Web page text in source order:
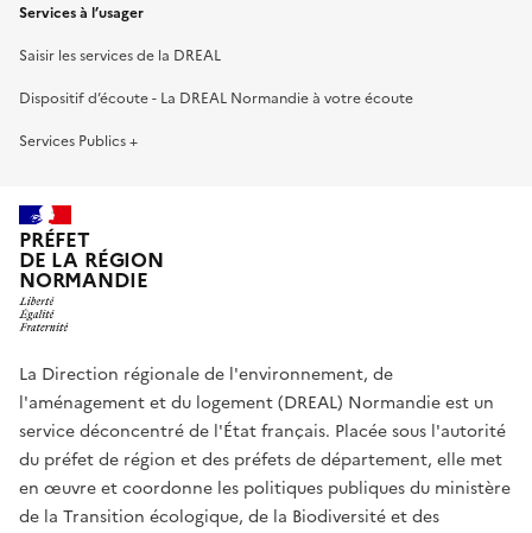
Services à l’usager
Saisir les services de la DREAL
Dispositif d’écoute - La DREAL Normandie à votre écoute
Services Publics +
PRÉFET
DE LA RÉGION
NORMANDIE
La Direction régionale de l'environnement, de
l'aménagement et du logement (DREAL) Normandie est un
service déconcentré de l'État français. Placée sous l'autorité
du préfet de région et des préfets de département, elle met
en œuvre et coordonne les politiques publiques du ministère
de la Transition écologique, de la Biodiversité et des